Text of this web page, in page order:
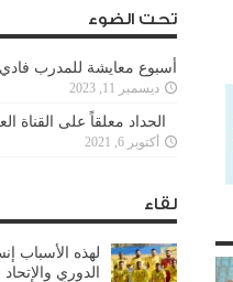
تحت الضوء
أسبوع معايشة للمدرب
ديسمبر 11, 2023
الحداد معلقاً على القناة
أكتوبر 6, 2021
لقاء
لهذه الأسباب
الدوري